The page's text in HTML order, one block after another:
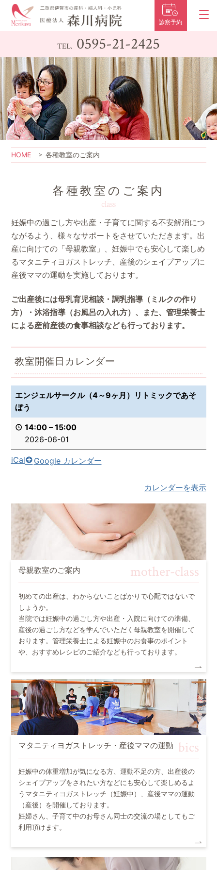
診察予約
TEL. 0595-21-2425
HOME 各種教室のご案内
各種教室のご案内
class
妊娠中の過ごし方や出産・子育てに関する不安解消につ
ながるよう、様々なサポートをさせていただきます。出
産に向けての「母親教室」、妊娠中でも安心して楽しめ
るマタニティヨガストレッチ、産後のシェイプアップに
産後ママの運動を実施しております。
ご出産後には母乳育児相談・調乳指導（ミルクの作り
方）・沐浴指導（お風呂の入れ方）、また、管理栄養士
による産前産後の食事相談なども行っております。
教室開催日カレンダー
エンジェルサークル（4～9ヶ月）リトミックであそ
ぼう
14:00 – 15:00
2026-06-01
iCal Google カレンダー
カレンダーを表示
母親教室のご案内 mother-class
初めての出産は、わからないことばかりで心配ではないで
しょうか。
当院では妊娠中の過ごし方や出産・入院に向けての準備、
産後の過ごし方などを学んでいただく母親教室を開催して
おります。管理栄養士による妊娠中のお食事のポイント
や、おすすめレシピのご紹介なども行っております。
マタニティヨガストレッチ・産後ママの運動 bics
妊娠中の体重増加が気になる方、運動不足の方、出産後の
シェイプアップをされたい方などにも安心して楽しめるよ
うマタニティヨガストレッチ（妊娠中）、産後ママの運動
（産後）を開催しております。
妊婦さん、子育て中のお母さん同士の交流の場としてもご
利用頂けます。